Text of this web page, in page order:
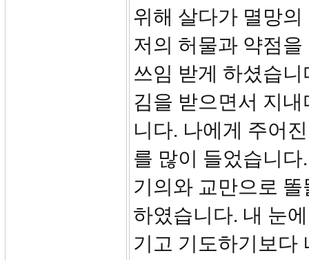
위해 살다가 멸망
저의 허물과 약점
쓰임 받게 하셨습
김을 받으면서 지
니다. 나에게 주어
를 많이 들었습니
기의와 교만으로
하였습니다. 내 눈
기고 기도하기보다